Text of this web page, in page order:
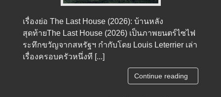
เรื่องย่อ The Last House (2026): บ้านหลัง
สุดท้ายThe Last House (2026) เป็นภาพยนตร์ไซไฟ
ระทึกขวัญจากสหรัฐฯ กำกับโดย Louis Leterrier เล่า
เรื่องครอบครัวหนึ่งที [...]
Continue reading